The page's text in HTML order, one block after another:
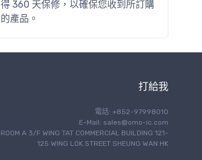
得 360 天保修，以確保您收到所訂購
的產品。
打給我
電話: +852-97998010
E-Mail: sales@omo-ic.com
ROOM A 3/F WING TAT COMMERCIAL BUILDING 121-
125 WING LOK STREET SHEUNG WAN HK